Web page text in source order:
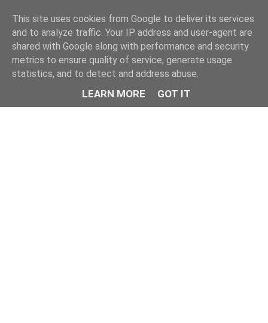
This site uses cookies from Google to deliver its services
and to analyze traffic. Your IP address and user-agent are
shared with Google along with performance and security
metrics to ensure quality of service, generate usage
statistics, and to detect and address abuse.
LEARN MORE GOT IT